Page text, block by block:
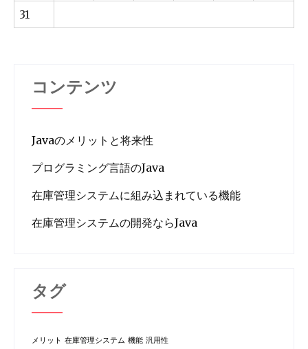
31
コンテンツ
Javaのメリットと将来性
プログラミング言語のJava
在庫管理システムに組み込まれている機能
在庫管理システムの開発ならJava
タグ
メリット 在庫管理システム 機能 汎用性